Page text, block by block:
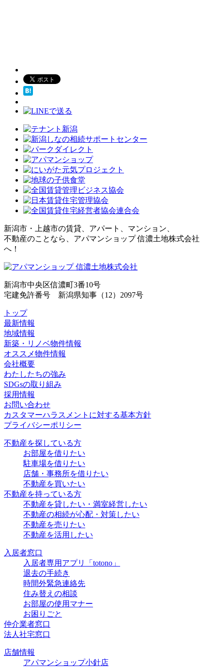
新潟市・上越市の賃貸、アパート、マンション、
不動産のことなら、アパマンショップ 信濃土地株式会社
へ！
新潟市中央区信濃町3番10号
宅建免許番号 新潟県知事（12）2097号
トップ
最新情報
地域情報
新築・リノベ物件情報
オススメ物件情報
会社概要
わたしたちの強み
SDGsの取り組み
採用情報
お問い合わせ
カスタマーハラスメントに対する基本方針
プライバシーポリシー
不動産を探している方
お部屋を借りたい
駐車場を借りたい
店舗・事務所を借りたい
不動産を買いたい
不動産を持っている方
不動産を貸したい・満室経営したい
不動産の相続が心配・対策したい
不動産を売りたい
不動産を活用したい
入居者窓口
入居者専用アプリ「totono」
退去の手続き
時間外緊急連絡先
住み替えの相談
お部屋の使用マナー
お困りごと
仲介業者窓口
法人社宅窓口
店舗情報
アパマンショップ小針店